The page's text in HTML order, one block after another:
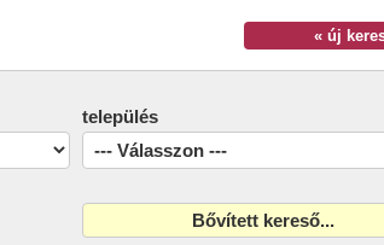
« új
település